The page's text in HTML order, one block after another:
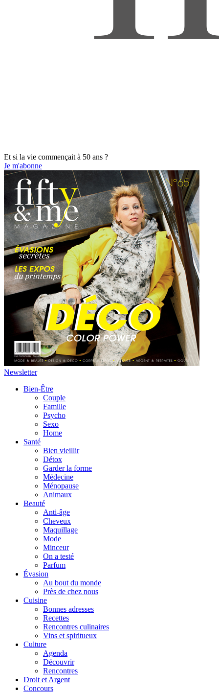
Et si la vie commençait à 50 ans ?
Je m'abonne
Newsletter
Bien-Être
Couple
Famille
Psycho
Sexo
Home
Santé
Bien vieillir
Détox
Garder la forme
Médecine
Ménopause
Animaux
Beauté
Anti-âge
Cheveux
Maquillage
Mode
Minceur
On a testé
Parfum
Évasion
Au bout du monde
Près de chez nous
Cuisine
Bonnes adresses
Recettes
Rencontres culinaires
Vins et spiritueux
Culture
Agenda
Découvrir
Rencontres
Droit et Argent
Concours